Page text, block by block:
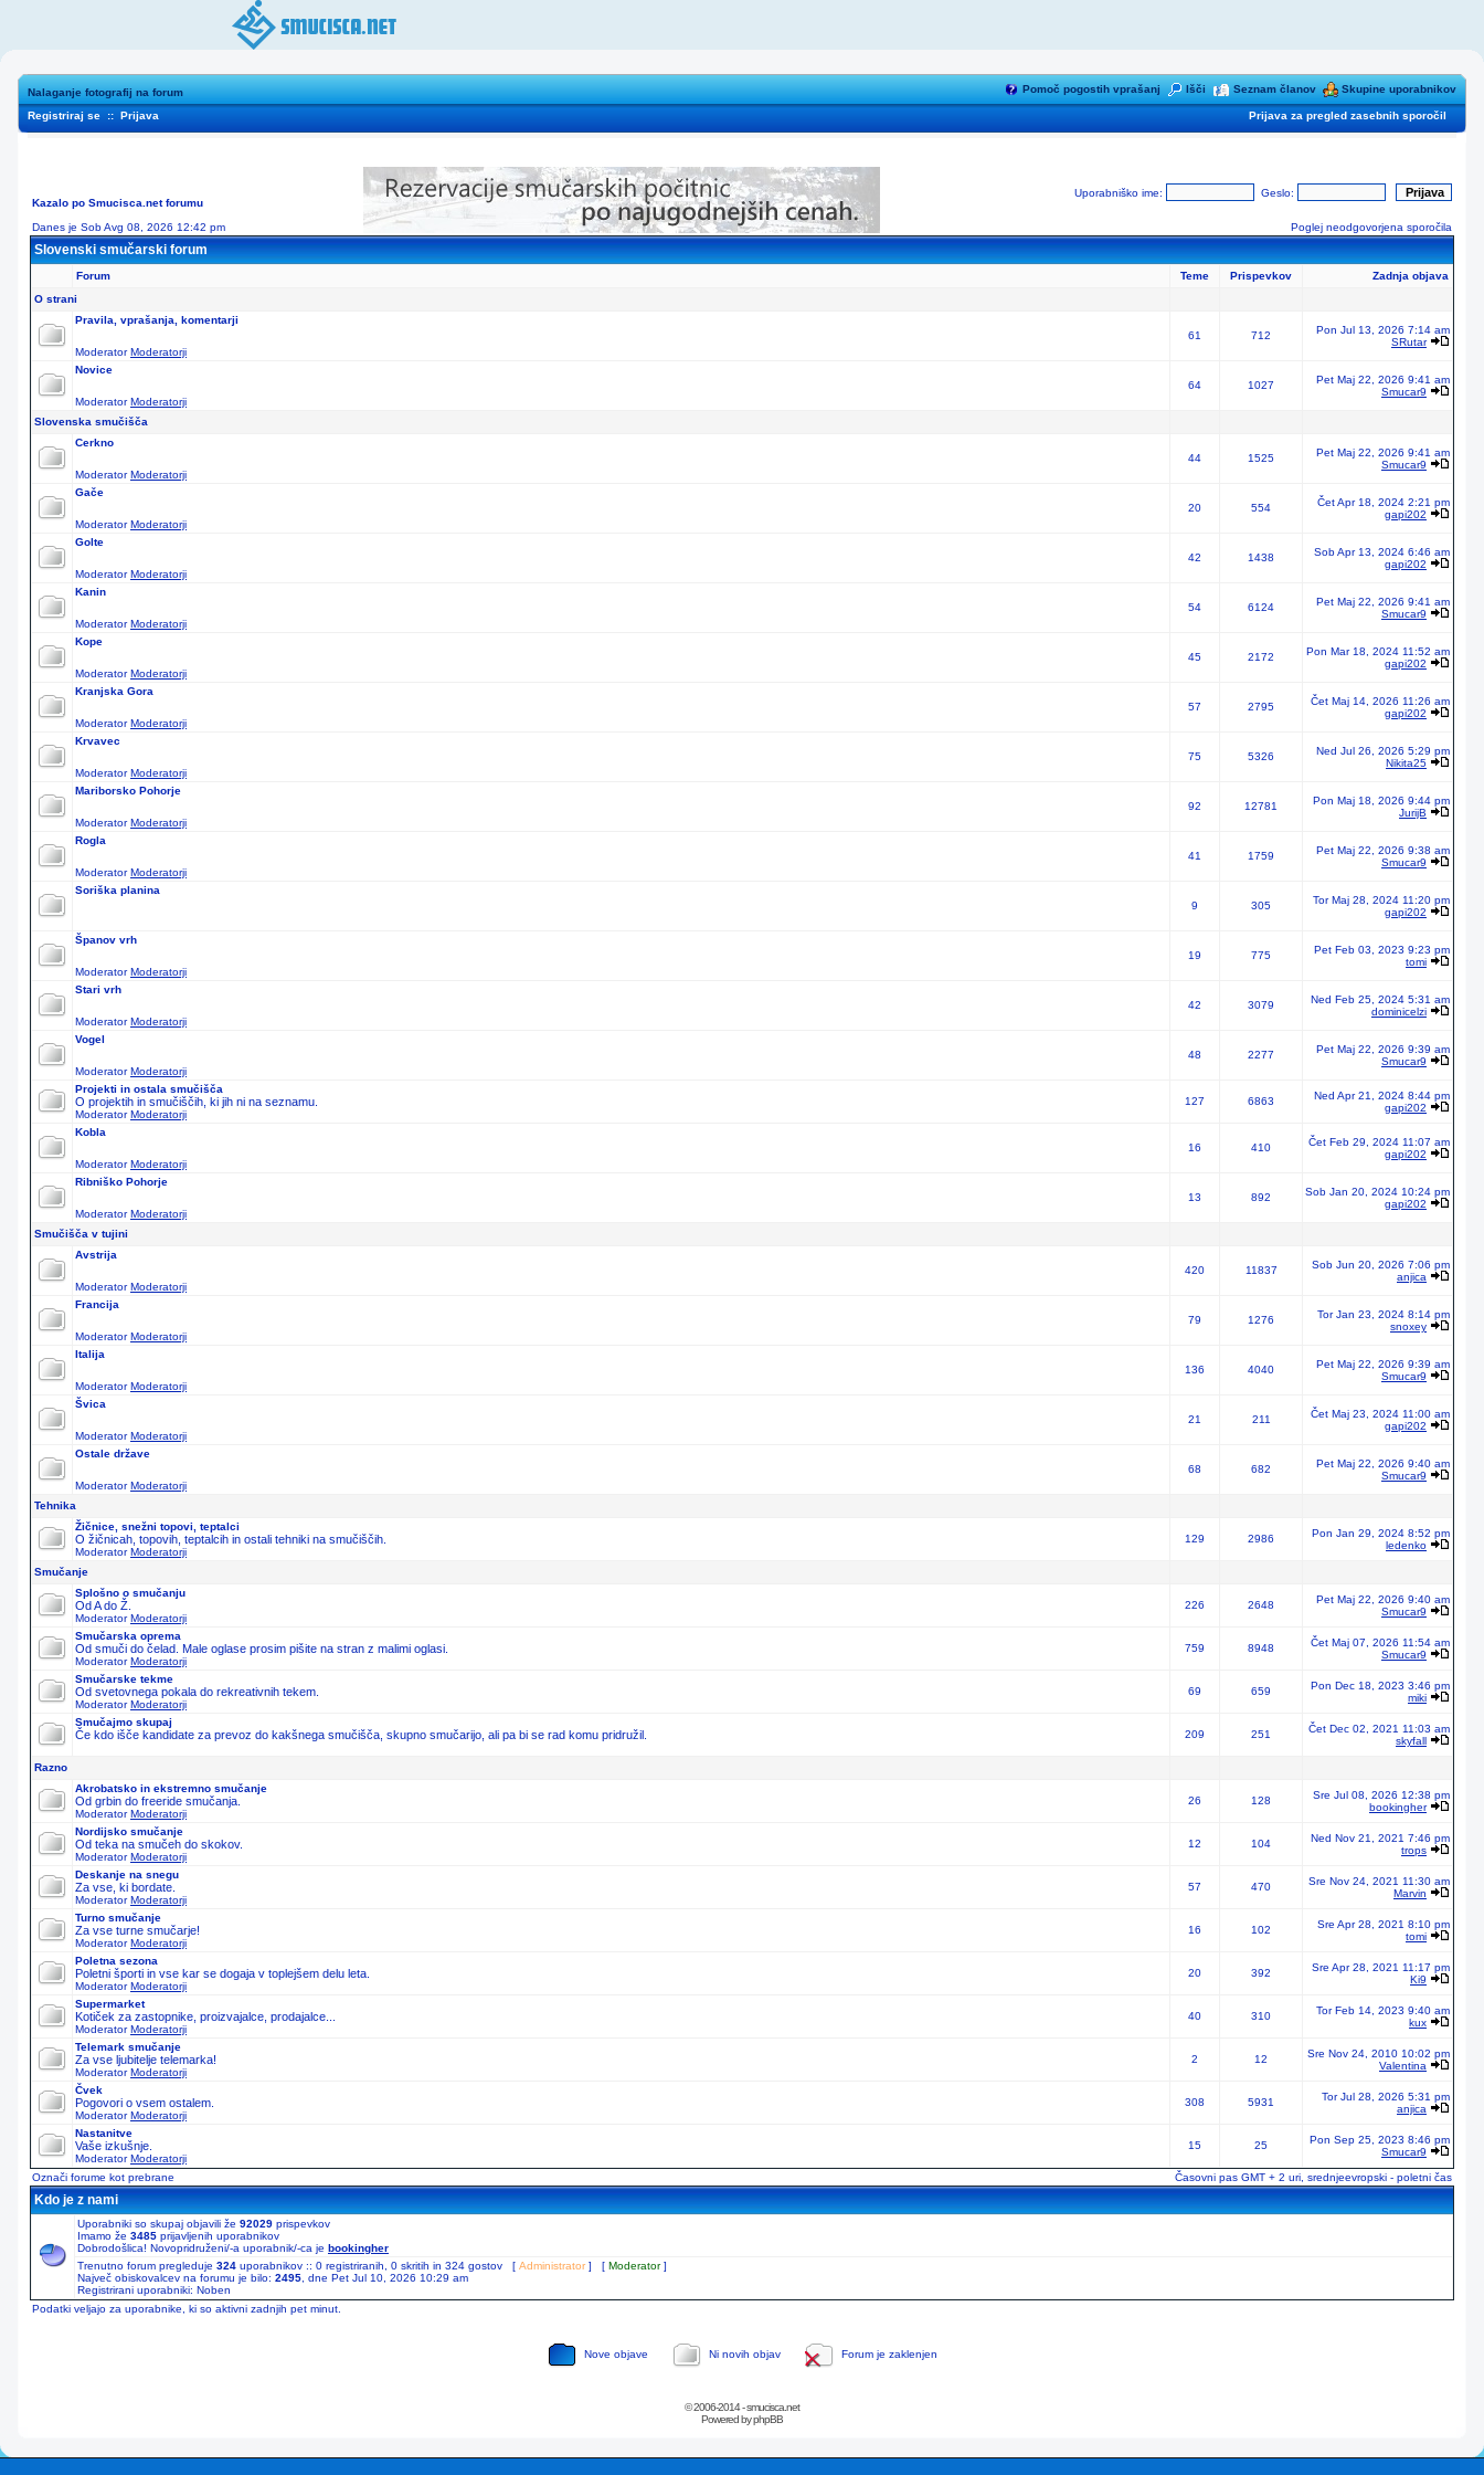
Nalaganje fotografij na forum Pomoč pogostih vprašanj Išči Seznam članov Skupine uporabnikov
Registriraj se :: Prijava Prijava za pregled zasebnih sporočil
Kazalo po Smucisca.net forumu
Danes je Sob Avg 08, 2026 12:42 pm
Uporabniško ime: Geslo:
Poglej neodgovorjena sporočila
Slovenski smučarski forum
Forum Teme Prispevkov
Zadnja objava
O strani
Pravila, vprašanja, komentarji
ModeratorModeratorji
61 712
Pon Jul 13, 2026 7:14 am
SRutar
Novice
ModeratorModeratorji
64 1027
Pet Maj 22, 2026 9:41 am
Smucar9
Slovenska smučišča
Cerkno
ModeratorModeratorji
44 1525
Pet Maj 22, 2026 9:41 am
Smucar9
Gače
ModeratorModeratorji
20 554
Čet Apr 18, 2024 2:21 pm
gapi202
Golte
ModeratorModeratorji
42 1438
Sob Apr 13, 2024 6:46 am
gapi202
Kanin
ModeratorModeratorji
54 6124
Pet Maj 22, 2026 9:41 am
Smucar9
Kope
ModeratorModeratorji
45 2172
Pon Mar 18, 2024 11:52 am
gapi202
Kranjska Gora
ModeratorModeratorji
57 2795
Čet Maj 14, 2026 11:26 am
gapi202
Krvavec
ModeratorModeratorji
75 5326
Ned Jul 26, 2026 5:29 pm
Nikita25
Mariborsko Pohorje
ModeratorModeratorji
92 12781
Pon Maj 18, 2026 9:44 pm
JurijB
Rogla
ModeratorModeratorji
41 1759
Pet Maj 22, 2026 9:38 am
Smucar9
Soriška planina
9
305
Tor Maj 28, 2024 11:20 pm
gapi202
Španov vrh
ModeratorModeratorji
19 775
Pet Feb 03, 2023 9:23 pm
tomi
Stari vrh
ModeratorModeratorji
42 3079
Ned Feb 25, 2024 5:31 am
dominicelzi
Vogel
ModeratorModeratorji
48 2277
Pet Maj 22, 2026 9:39 am
Smucar9
Projekti in ostala smučišča
O projektih in smučiščih, ki jih ni na seznamu.
ModeratorModeratorji
127 6863
Ned Apr 21, 2024 8:44 pm
gapi202
Kobla
ModeratorModeratorji
16 410
Čet Feb 29, 2024 11:07 am
gapi202
Ribniško Pohorje
ModeratorModeratorji
13 892
Sob Jan 20, 2024 10:24 pm
gapi202
Smučišča v tujini
Avstrija
ModeratorModeratorji
420 11837
Sob Jun 20, 2026 7:06 pm
anjica
Francija
ModeratorModeratorji
79 1276
Tor Jan 23, 2024 8:14 pm
snoxey
Italija
ModeratorModeratorji
136 4040
Pet Maj 22, 2026 9:39 am
Smucar9
Švica
ModeratorModeratorji
21 211
Čet Maj 23, 2024 11:00 am
gapi202
Ostale države
ModeratorModeratorji
68 682
Pet Maj 22, 2026 9:40 am
Smucar9
Tehnika
Žičnice, snežni topovi, teptalci
O žičnicah, topovih, teptalcih in ostali tehniki na smučiščih.
ModeratorModeratorji
129 2986
Pon Jan 29, 2024 8:52 pm
ledenko
Smučanje
Splošno o smučanju
Od A do Ž.
ModeratorModeratorji
226 2648
Pet Maj 22, 2026 9:40 am
Smucar9
Smučarska oprema
Od smuči do čelad. Male oglase prosim pišite na stran z malimi oglasi.
ModeratorModeratorji
759 8948
Čet Maj 07, 2026 11:54 am
Smucar9
Smučarske tekme
Od svetovnega pokala do rekreativnih tekem.
ModeratorModeratorji
69 659
Pon Dec 18, 2023 3:46 pm
miki
Smučajmo skupaj
Če kdo išče kandidate za prevoz do kakšnega smučišča, skupno smučarijo, ali pa bi se rad komu pridružil. 209 251
Čet Dec 02, 2021 11:03 am
skyfall
Razno
Akrobatsko in ekstremno smučanje
Od grbin do freeride smučanja.
ModeratorModeratorji
26 128
Sre Jul 08, 2026 12:38 pm
bookingher
Nordijsko smučanje
Od teka na smučeh do skokov.
ModeratorModeratorji
12 104
Ned Nov 21, 2021 7:46 pm
trops
Deskanje na snegu
Za vse, ki bordate.
ModeratorModeratorji
57 470
Sre Nov 24, 2021 11:30 am
Marvin
Turno smučanje
Za vse turne smučarje!
ModeratorModeratorji
16 102
Sre Apr 28, 2021 8:10 pm
tomi
Poletna sezona
Poletni športi in vse kar se dogaja v toplejšem delu leta.
ModeratorModeratorji
20 392
Sre Apr 28, 2021 11:17 pm
Ki9
Supermarket
Kotiček za zastopnike, proizvajalce, prodajalce...
ModeratorModeratorji
40 310
Tor Feb 14, 2023 9:40 am
kux
Telemark smučanje
Za vse ljubitelje telemarka!
ModeratorModeratorji
2 12
Sre Nov 24, 2010 10:02 pm
Valentina
Čvek
Pogovori o vsem ostalem.
ModeratorModeratorji
308 5931
Tor Jul 28, 2026 5:31 pm
anjica
Nastanitve
Vaše izkušnje.
ModeratorModeratorji
15 25
Pon Sep 25, 2023 8:46 pm
Smucar9
Označi forume kot prebrane Časovni pas GMT + 2 uri, srednjeevropski - poletni čas
Kdo je z nami
Uporabniki so skupaj objavili že 92029 prispevkov
Imamo že 3485 prijavljenih uporabnikov
Dobrodošlica! Novopridruženi/-a uporabnik/-ca je bookingher
Trenutno forum pregleduje 324 uporabnikov :: 0 registriranih, 0 skritih in 324 gostov [ Administrator] [ Moderator]
Največ obiskovalcev na forumu je bilo: 2495 , dne Pet Jul 10, 2026 10:29 am
Registrirani uporabniki: Noben
Podatki veljajo za uporabnike, ki so aktivni zadnjih pet minut.
Nove objave Ni novih objav Forum je zaklenjen
© 2006-2014 - smucisca.net
Powered by phpBB